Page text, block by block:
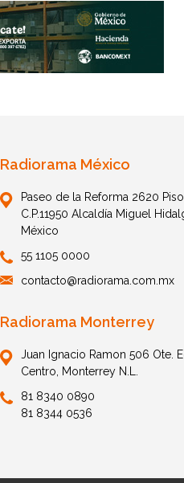
Radiorama México
Paseo de la Reforma 2620
C.P.11950 Alcaldía Miguel
México
55 1105 0000
contacto@radiorama.com.mx
Radiorama Monterrey
Juan Ignacio Ramon 506 Ote.
Centro, Monterrey N.L.
81 8340 0890
81 8344 0536